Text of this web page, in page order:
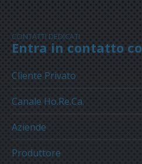
CONTATTI DEDICATI
Entra in contatto
Cliente Privato
Canale Ho.Re.Ca.
Aziende
Produttore